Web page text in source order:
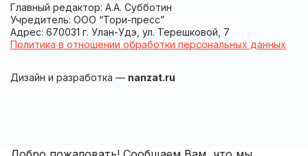
Главный редактор: А.А. Субботин
Учредитель: ООО “Тори-пресс”
Адрес: 670031 г. Улан-Удэ, ул. Терешковой, 7
Политика в отношении обработки персональных данных
Дизайн и разработка — nanzat.ru